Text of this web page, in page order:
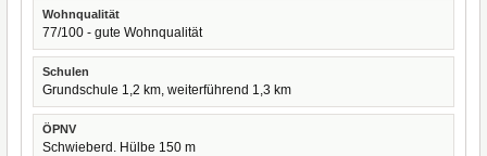
Wohnqualität
77/100 - gute Wohnqualität
Schulen
Grundschule 1,2 km, weiterführend 1,3 km
ÖPNV
Schwieberd. Hülbe 150 m